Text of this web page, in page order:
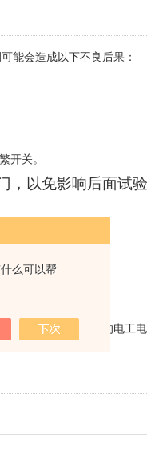
么可以帮
能会造成以下不良后果：
开关。
，以免影响后面试
；
，同时还要有专业的电工